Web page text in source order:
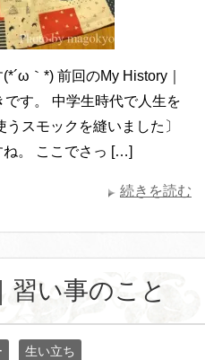
｀*) 前回のMy History｜
す。 中学生時代で人生を
スモックを縫いました〕
ね。 ここでさっ […]
続きを読む
習い事のこと
生い立ち